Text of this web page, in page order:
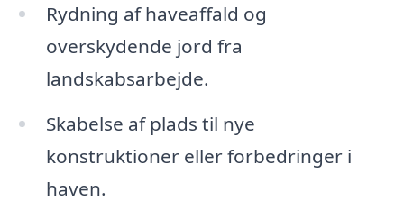
Rydning af haveaffald og
overskydende jord fra
landskabsarbejde.
Skabelse af plads til nye
konstruktioner eller forbedringer i
haven.